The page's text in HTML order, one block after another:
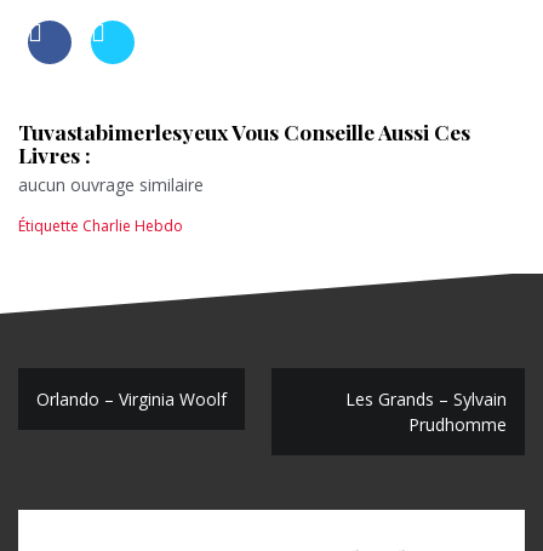
Tuvastabimerlesyeux Vous Conseille Aussi Ces
Livres :
aucun ouvrage similaire
Étiquette Charlie Hebdo
N
Orlando – Virginia Woolf
Les Grands – Sylvain
Prudhomme